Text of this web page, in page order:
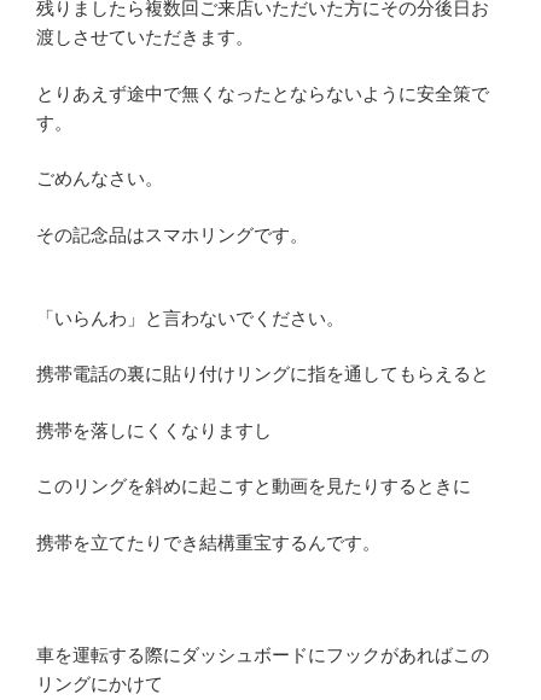
残りましたら複数回ご来店いただいた方にその分後日お
渡しさせていただきます。
とりあえず途中で無くなったとならないように安全策で
す。
ごめんなさい。
その記念品はスマホリングです。
「いらんわ」と言わないでください。
携帯電話の裏に貼り付けリングに指を通してもらえると
携帯を落しにくくなりますし
このリングを斜めに起こすと動画を見たりするときに
携帯を立てたりでき結構重宝するんです。
車を運転する際にダッシュボードにフックがあればこの
リングにかけて